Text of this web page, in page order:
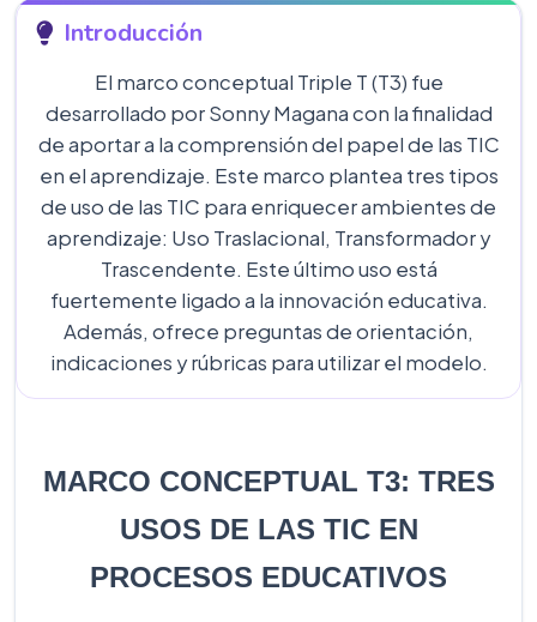
Introducción
El marco conceptual Triple T (T3) fue
desarrollado por Sonny Magana con la finalidad
de aportar a la comprensión del papel de las TIC
en el aprendizaje. Este marco plantea tres tipos
de uso de las TIC para enriquecer ambientes de
aprendizaje: Uso Traslacional, Transformador y
Trascendente. Este último uso está
fuertemente ligado a la innovación educativa.
Además, ofrece preguntas de orientación,
indicaciones y rúbricas para utilizar el modelo.
MARCO CONCEPTUAL T3: TRES
USOS DE LAS TIC EN
PROCESOS EDUCATIVOS